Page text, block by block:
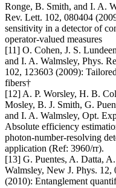
Ronge, B. Smith, and I. A.
Rev. Lett. 102, 080404
sensitivity in a detector of
operator-valued measures
[11] O. Cohen, J. S.
and I. A. Walmsley, Phys.
102, 123603 (2009):
fibers†
[12] A. P. Worsley, H. B.
Mosley, B. J. Smith, G.
and I. A. Walmsley, Opt.
Absolute efficiency
photon-number-resolving
application (Ref: 3960/rr).
[13] G. Puentes, A. Datta,
Walmsley, New J. Phys. 12,
(2010): Entanglement